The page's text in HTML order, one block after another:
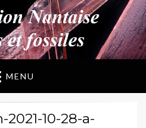
et Fossiles
MENU
10-28-a-